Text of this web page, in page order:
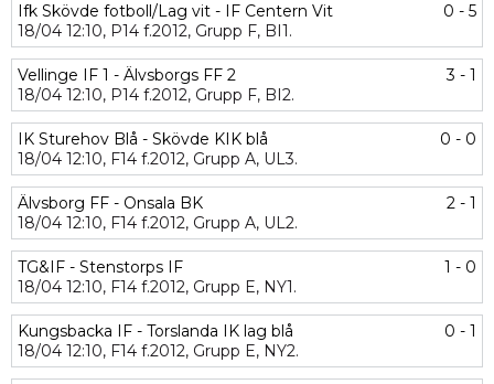
Ifk Skövde fotboll/Lag vit - IF Centern Vit
0 - 5
18/04 12:10, P14 f.2012, Grupp F, BI1.
Vellinge IF 1 - Älvsborgs FF 2
3 - 1
18/04 12:10, P14 f.2012, Grupp F, BI2.
IK Sturehov Blå - Skövde KIK blå
0 - 0
18/04 12:10, F14 f.2012, Grupp A, UL3.
Älvsborg FF - Onsala BK
2 - 1
18/04 12:10, F14 f.2012, Grupp A, UL2.
TG&IF - Stenstorps IF
1 - 0
18/04 12:10, F14 f.2012, Grupp E, NY1.
Kungsbacka IF - Torslanda IK lag blå
0 - 1
18/04 12:10, F14 f.2012, Grupp E, NY2.